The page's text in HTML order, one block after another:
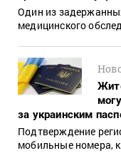
Один из
медицинского
за украинским
Подтверждение
мобильные номера,